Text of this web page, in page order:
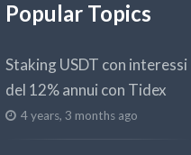
Popular Topics
Staking USDT con interessi
del 12% annui con Tidex
4 years, 3 months ago